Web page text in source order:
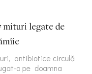
mituri legate de
antibiotice circulă
o pe doamna